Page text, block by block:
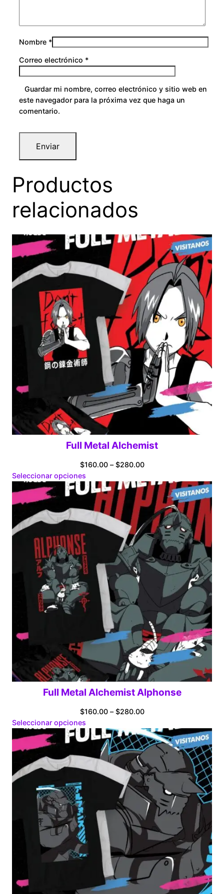
Nombre *
Correo electrónico *
Guardar mi nombre, correo electrónico y sitio web en
este navegador para la próxima vez que haga un
comentario.
Productos
relacionados
Full Metal Alchemist
$160.00 – $280.00Price
$160.00
through
$280.00
Seleccionar opciones
Full Metal Alchemist Alphonse
$160.00 – $280.00Price
$160.00
through
$280.00
Seleccionar opciones